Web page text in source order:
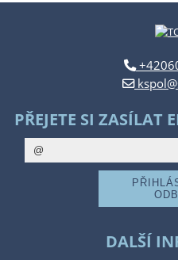
PŘEJETE SI ZASÍLAT
DALŠÍ